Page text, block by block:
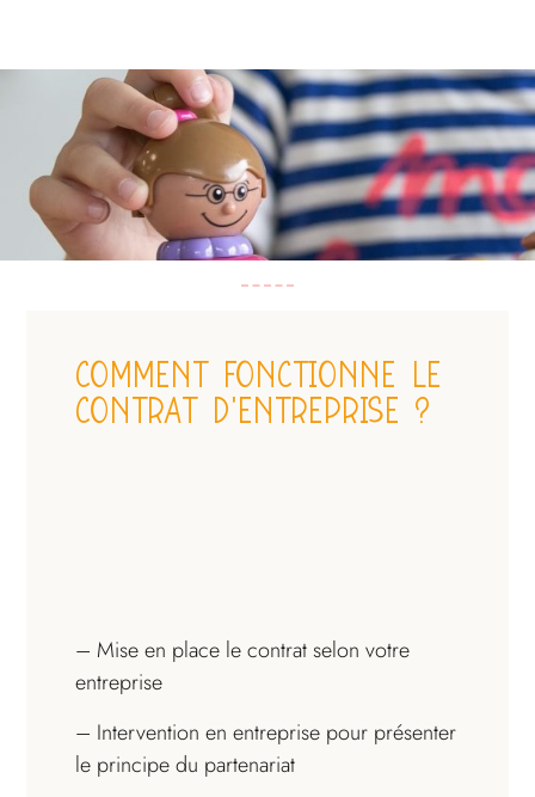
COMMENT FONCTIONNE LE
CONTRAT D'ENTREPRISE ?
– Mise en place le contrat selon votre
entreprise
– Intervention en entreprise pour présenter
le principe du partenariat